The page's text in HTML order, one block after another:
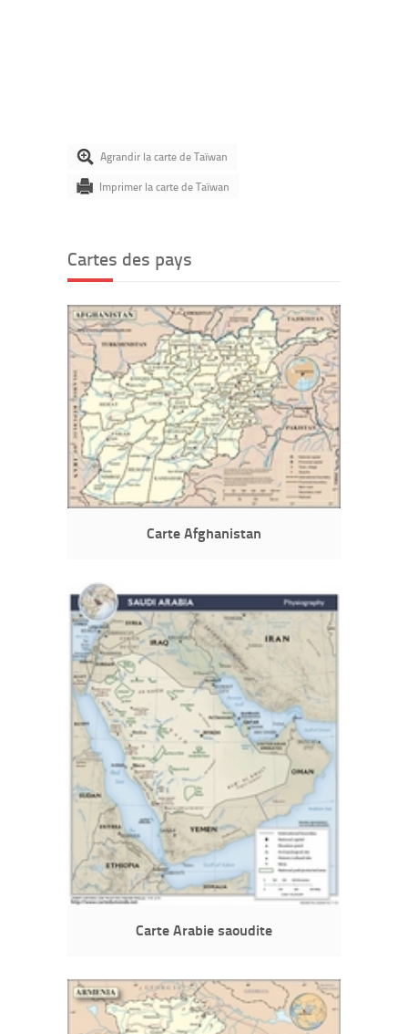
Agrandir la carte de Taïwan
Imprimer la carte de Taïwan
Cartes des pays
Carte Afghanistan
Carte Arabie saoudite